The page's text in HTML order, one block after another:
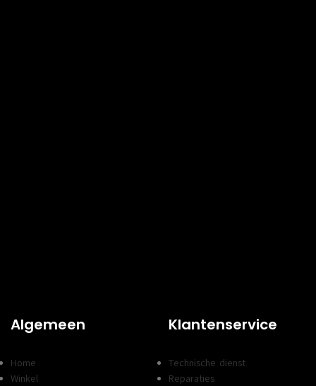
Algemeen
Home
Winkel
Klantenservice
Technische dienst
Reparaties